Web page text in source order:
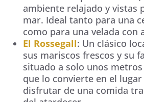
ambiente relajado y vistas
mar. Ideal tanto para una
como para una velada con
El Rossegall: Un clásico
sus mariscos frescos y su
situado a solo unos
que lo convierte en el
disfrutar de una comida